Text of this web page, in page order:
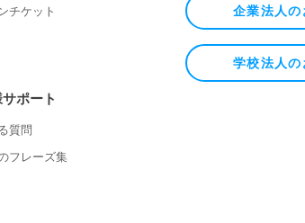
チケット
ポート
質問
フレーズ集
企業法人
学校法人